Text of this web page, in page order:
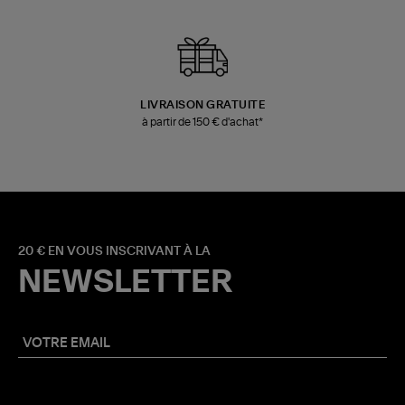
LIVRAISON GRATUITE
à partir de 150 € d'achat*
20 € EN VOUS INSCRIVANT À LA
NEWSLETTER